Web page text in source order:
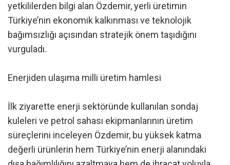
yetkililerden bilgi alan Özdemir, yerli üretimin
Türkiye’nin ekonomik kalkınması ve teknolojik
bağımsızlığı açısından stratejik önem taşıdığını
vurguladı.
Enerjiden ulaşıma milli üretim hamlesi
İlk ziyarette enerji sektöründe kullanılan sondaj
kuleleri ve petrol sahası ekipmanlarının üretim
süreçlerini inceleyen Özdemir, bu yüksek katma
değerli ürünlerin hem Türkiye’nin enerji alanındaki